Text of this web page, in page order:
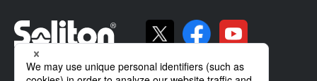
ソリトンの強み